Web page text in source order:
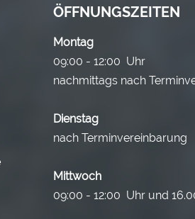
ÖFFNUNGSZEITEN
Montag
09:00 - 12:00 Uhr
nachmittags nach
Dienstag
nach Terminvereinbarung
Mittwoch
09:00 - 12:00 Uhr und